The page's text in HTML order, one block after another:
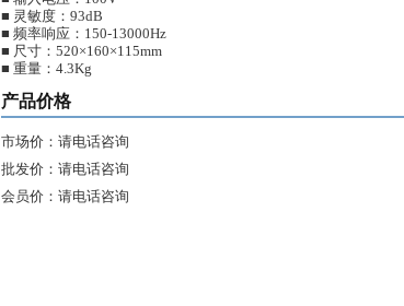
■ 灵敏度：93dB
■ 频率响应：150-13000Hz
■ 尺寸：520×160×115mm
■ 重量：4.3Kg
产品价格
市场价：请电话咨询
批发价：请电话咨询
会员价：请电话咨询